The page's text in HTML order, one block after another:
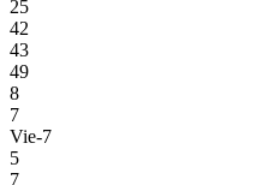
25
42
43
49
8
7
Vie-7
5
7